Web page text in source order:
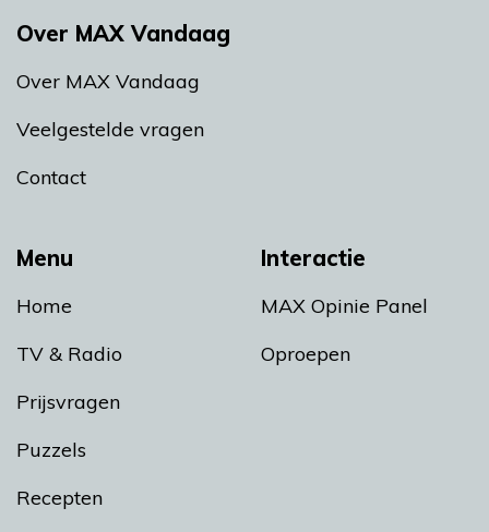
Menu
Home
TV & Radio
Prijsvragen
Puzzels
Recepten
Interactie
MAX Opinie Panel
Oproepen
Over MAX Vandaag
Over MAX Vandaag
Veelgestelde vragen
Contact